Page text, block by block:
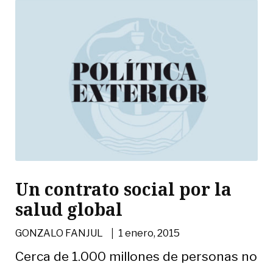
Un contrato social por la
salud global
GONZALO FANJUL | 1 enero, 2015
Cerca de 1.000 millones de personas no